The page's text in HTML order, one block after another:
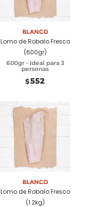
opciones
Blanco
Lomo de Robalo Fresco
(600gr)
600gr - Ideal para 3
personas
$552
Seleccionar
opciones
Blanco
Lomo de Robalo Fresco
(1.2kg)